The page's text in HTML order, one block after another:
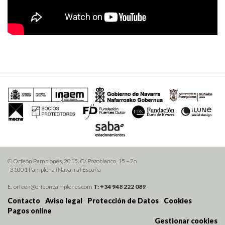
© Orfeón Pamplonés, 2015. C/ Pozoblanco, 15 – 2o
· 31001 Pamplona (Navarra) España
E: orfeon@orfeonpamplones.com T: +34 948 222 089
Contacto Aviso legal Protección de Datos
Cookies
Pagos online
Gestionar cookies